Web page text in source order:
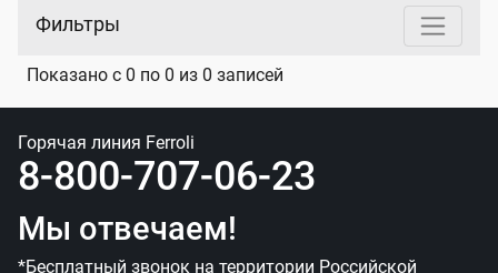
Фильтры
Показано с 0 по 0 из 0 записей
Горячая линия Ferroli
8-800-707-06-23
Мы отвечаем!
*Бесплатный звонок на территории Российской